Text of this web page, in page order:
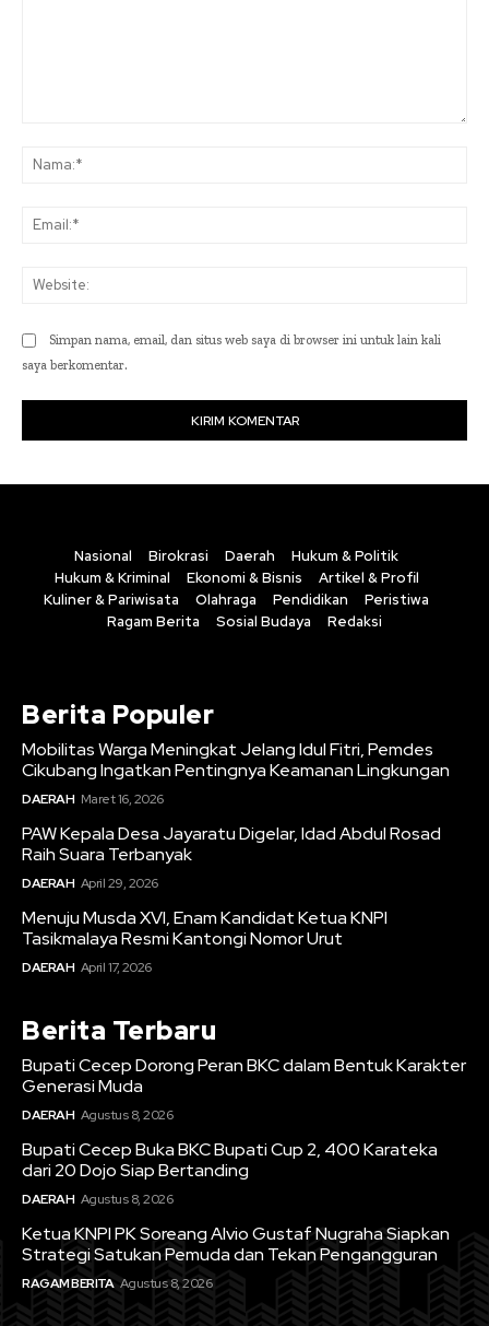
Simpan nama, email, dan situs web saya di browser ini untuk lain kali
saya berkomentar.
Nasional Birokrasi Daerah
Hukum & Politik
Hukum & Kriminal
Ekonomi & Bisnis
Artikel & Profil
Kuliner & Pariwisata
Olahraga Pendidikan
Peristiwa
Ragam Berita
Sosial Budaya Redaksi
Berita Populer
Mobilitas Warga Meningkat Jelang Idul Fitri, Pemdes
Cikubang Ingatkan Pentingnya Keamanan Lingkungan
DAERAH Maret 16, 2026
PAW Kepala Desa Jayaratu Digelar, Idad Abdul Rosad
Raih Suara Terbanyak
DAERAH April 29, 2026
Menuju Musda XVI, Enam Kandidat Ketua KNPI
Tasikmalaya Resmi Kantongi Nomor Urut
DAERAH April 17, 2026
Berita Terbaru
Bupati Cecep Dorong Peran BKC dalam Bentuk Karakter
Generasi Muda
DAERAH Agustus 8, 2026
Bupati Cecep Buka BKC Bupati Cup 2, 400 Karateka
dari 20 Dojo Siap Bertanding
DAERAH Agustus 8, 2026
Ketua KNPI PK Soreang Alvio Gustaf Nugraha Siapkan
Strategi Satukan Pemuda dan Tekan Pengangguran
RAGAM BERITA Agustus 8, 2026